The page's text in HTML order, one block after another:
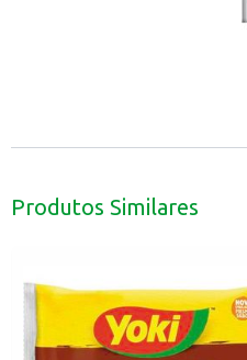
Produtos Similares